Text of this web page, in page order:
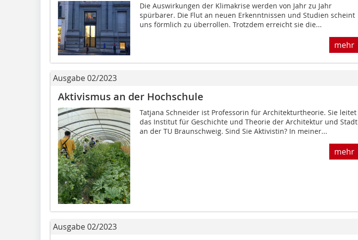
Die Auswirkungen der Klimakrise werden von Jahr zu Jahr
spürbarer. Die Flut an neuen Erkenntnissen und Studien scheint
uns förmlich zu überrollen. Trotzdem erreicht sie die...
mehr
Ausgabe 02/2023
Aktivismus an der Hochschule
Tatjana Schneider ist Professorin für Architekturtheorie. Sie leitet
das Institut für Geschichte und Theorie der Architektur und Stadt
an der TU Braunschweig. Sind Sie Aktivistin? In meiner...
mehr
Ausgabe 02/2023